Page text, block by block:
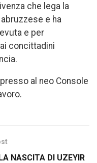
che lega la
e ha
e per
concittadini
al neo Console
NASCITA DI UZEYIR